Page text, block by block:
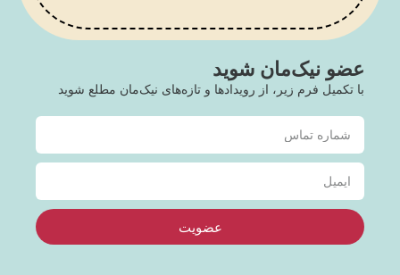
عضو نیک‌مان شوید
با تکمیل فرم زیر، از رویدادها و تازه‌های نیک‌مان مطلع شوید
عضویت